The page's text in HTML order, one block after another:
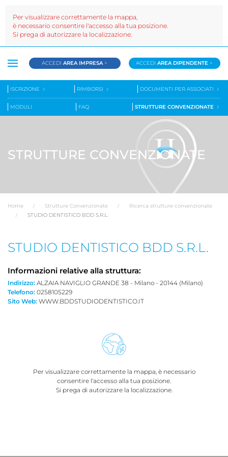
ACCEDIAREA IMPRESA > ACCEDIAREA DIPENDENTE >
ISCRIZIONE RIMBORSI DOCUMENTI PER ASSOCIATI
MODULI FAQ STRUTTURE CONVENZIONATE
STRUTTURE CONVENZIONATE
Home Strutture Convenzionate
Ricerca strutture convenzionate
STUDIO DENTISTICO BDD S.R.L.
STUDIO DENTISTICO BDD S.R.L.
Informazioni relative alla struttura:
Indirizzo: ALZAIA NAVIGLIO GRANDE 38 - Milano - 20144 (Milano)
Telefono: 0258105229
Sito Web: WWW.BDDSTUDIODENTISTICO.IT
Per visualizzare correttamente la mappa, è necessario
consentire l'accesso alla tua posizione.
Si prega di autorizzare la localizzazione.
Per visualizzare correttamente la mappa,
è necessario consentire l'accesso alla tua posizione.
Si prega di autorizzare la localizzazione.